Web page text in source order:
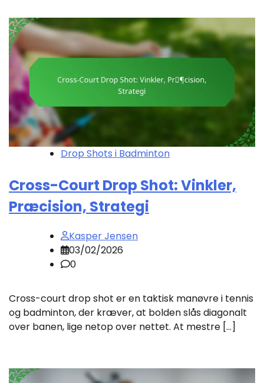
Drop Shots i Badminton
Cross-Court Drop Shot: Vinkler,
Præcision, Strategi
Kasper Jensen
03/02/2026
0
Cross-court drop shot er en taktisk manøvre i tennis
og badminton, der kræver, at bolden slås diagonalt
over banen, lige netop over nettet. At mestre […]